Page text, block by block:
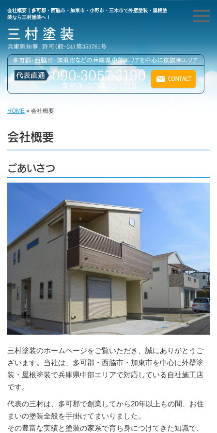
会社概要｜多可郡・西脇市・加東市・小野市・三木市で外壁塗装・屋根塗
装なら三村塗装へ！
HOME » 会社概要
会社概要
ごあいさつ
三村塗装のホームページをご覧いただき、誠にありがとうご
ざいます。当社は、多可郡・西脇市・加東市を中心に外壁塗
装・屋根塗装で兵庫県中部エリアで対応している自社施工店
です。
代表の三村は、多可郡で創業してから20年以上もの間、お住
まいの塗装全般を手掛けてまいりました。
その豊富な実績と塗装の家系で育ち身につけてきた知識で、